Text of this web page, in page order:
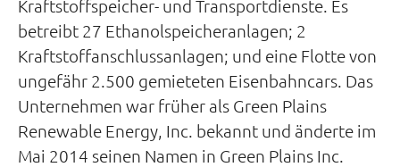
Kraftstoffspeicher- und Transportdienste. Es
betreibt 27 Ethanolspeicheranlagen; 2
Kraftstoffanschlussanlagen; und eine Flotte von
ungefähr 2.500 gemieteten Eisenbahncars. Das
Unternehmen war früher als Green Plains
Renewable Energy, Inc. bekannt und änderte im
Mai 2014 seinen Namen in Green Plains Inc.